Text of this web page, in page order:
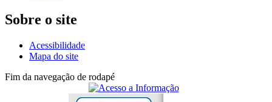
Sobre o site
Acessibilidade
Mapa do site
Fim da navegação de rodapé